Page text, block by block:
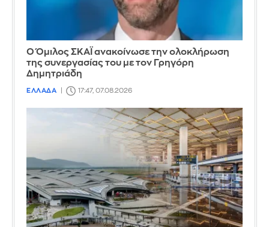
Ο Όμιλος ΣΚΑΪ ανακοίνωσε την ολοκλήρωση
της συνεργασίας του με τον Γρηγόρη
Δημητριάδη
ΕΛΛΑΔΑ 17:47, 07.08.2026